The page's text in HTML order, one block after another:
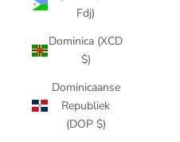
Fdj)
Dominica (XCD
$)
Dominicaanse
Republiek
(DOP $)